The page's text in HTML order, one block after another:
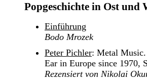
Popgeschichte in Ost und
Einführung
Bodo Mrozek
Peter Pichler: Metal
Ear in Europe since 1970,
Rezensiert von Nikolai